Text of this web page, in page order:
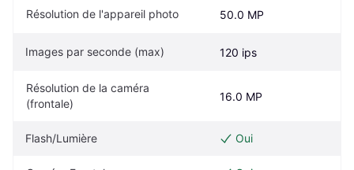
Résolution de l'appareil photo 50.0 MP
Images par seconde (max) 120 ips
Résolution de la caméra
(frontale)
16.0 MP
Flash/Lumière Oui